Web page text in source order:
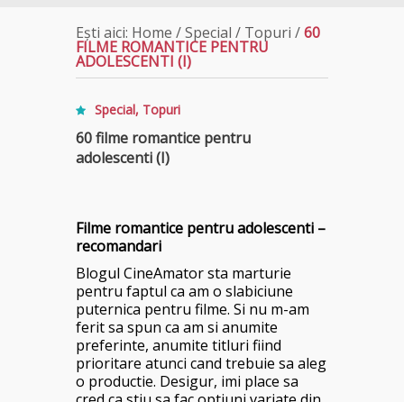
Ești aici: Home /Special / Topuri /60
FILME ROMANTICE PENTRU
ADOLESCENTI (I)
Special, Topuri
60 filme romantice pentru
adolescenti (I)
Filme romantice pentru adolescenti –
recomandari
Blogul CineAmator sta marturie
pentru faptul ca am o slabiciune
puternica pentru filme. Si nu m-am
ferit sa spun ca am si anumite
preferinte, anumite titluri fiind
prioritare atunci cand trebuie sa aleg
o productie. Desigur, imi place sa